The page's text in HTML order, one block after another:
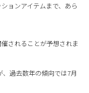
ョンアイテムまで、あら
されることが予想されま
過去数年の傾向では7月